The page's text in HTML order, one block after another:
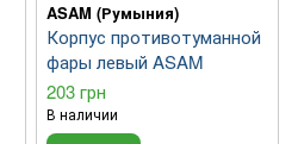
ASAM (Румыния)
Корпус противотуманной
фары левый ASAM
203 грн
В наличии